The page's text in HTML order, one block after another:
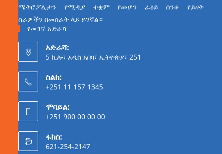
ሜትሮፖሊታን የሚዲያ ተቋም የመሆን ራዕይ ሰንቆ የይዘት
ስራዎችን በመስራት ላይ ይገኛል።
የመገኛ አድራሻ
አድራሻ:
5 ኪሎ፣ አዲስ አበባ፣ ኢትዮጵያ፣ 251
ስልክ:
+251 11 157 1345
ሞባይል:
+251 900 00 00 00
ፋክስ:
621-254-2147